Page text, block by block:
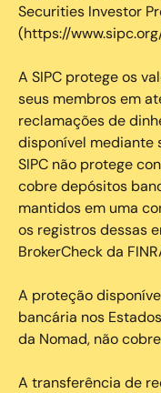
Securities Investor
(https://
A SIPC protege os
seus membros em
reclamações de
disponível mediante
SIPC não protege
cobre depósitos
mantidos em uma
os registros dessas
BrokerCheck da
A proteção
bancária nos
da Nomad, não
A transferência de